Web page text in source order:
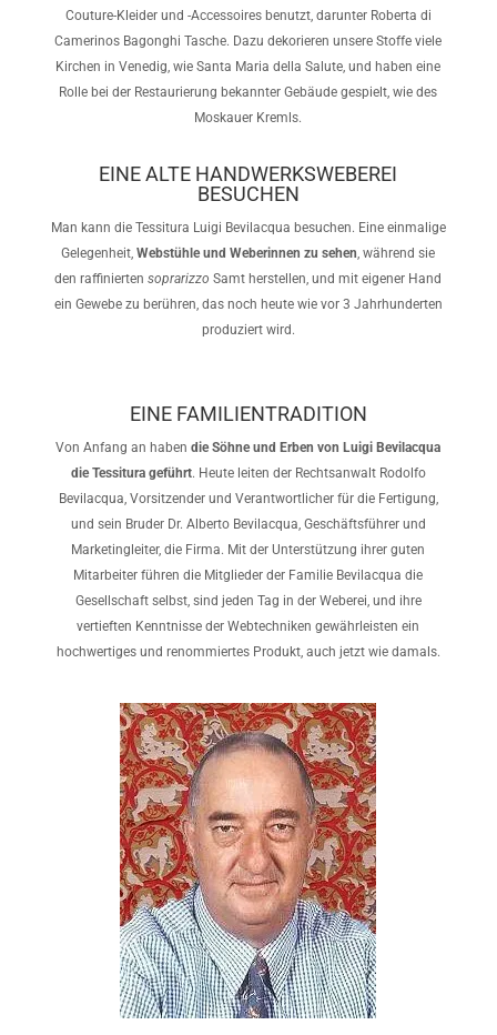
Couture-Kleider und -Accessoires benutzt, darunter Roberta di
Camerinos Bagonghi Tasche. Dazu dekorieren unsere Stoffe viele
Kirchen in Venedig, wie Santa Maria della Salute, und haben eine
Rolle bei der Restaurierung bekannter Gebäude gespielt, wie des
Moskauer Kremls.
EINE ALTE HANDWERKSWEBEREI
BESUCHEN
Man kann die Tessitura Luigi Bevilacqua besuchen. Eine einmalige
Gelegenheit,Webstühle und Weberinnen zu sehen, während sie
den raffiniertensoprarizzoSamt herstellen, und mit eigener Hand
ein Gewebe zu berühren, das noch heute wie vor 3 Jahrhunderten
produziert wird.
EINE FAMILIENTRADITION
Von Anfang an habendie Söhne und Erben von Luigi Bevilacqua
die Tessitura geführt. Heute leiten der Rechtsanwalt Rodolfo
Bevilacqua, Vorsitzender und Verantwortlicher für die Fertigung,
und sein Bruder Dr. Alberto Bevilacqua, Geschäftsführer und
Marketingleiter, die Firma. Mit der Unterstützung ihrer guten
Mitarbeiter führen die Mitglieder der Familie Bevilacqua die
Gesellschaft selbst, sind jeden Tag in der Weberei, und ihre
vertieften Kenntnisse der Webtechniken gewährleisten ein
hochwertiges und renommiertes Produkt, auch jetzt wie damals.